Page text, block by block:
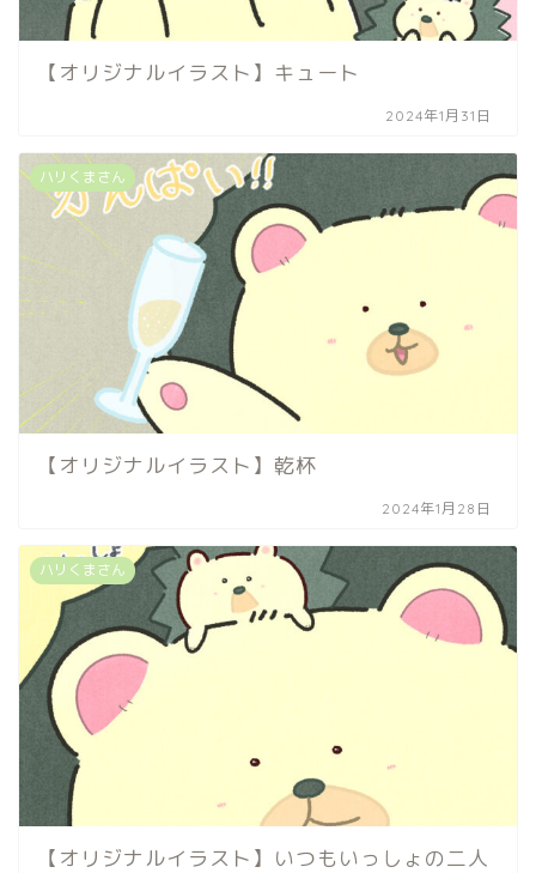
【オリジナルイラスト】キュート
2024年1月31日
ハリくまさん
【オリジナルイラスト】乾杯
2024年1月28日
ハリくまさん
【オリジナルイラスト】いつもいっしょの二人